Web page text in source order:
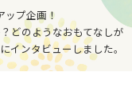
ップ企画！
どのようなおもてなしが
インタビューしました。